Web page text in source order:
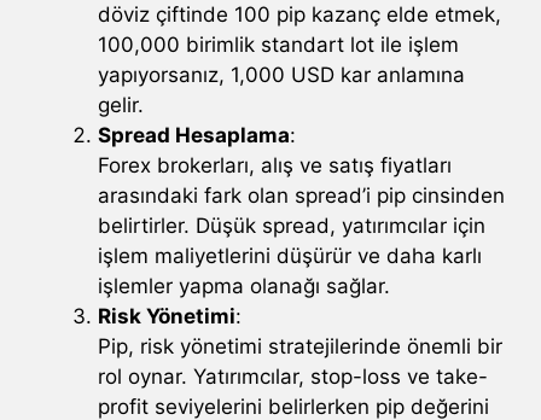
döviz çiftinde 100 pip kazanç elde etmek,
100,000 birimlik standart lot ile işlem
yapıyorsanız, 1,000 USD kar anlamına
gelir.
Spread Hesaplama:
Forex brokerları, alış ve satış fiyatları
arasındaki fark olan spread’i pip cinsinden
belirtirler. Düşük spread, yatırımcılar için
işlem maliyetlerini düşürür ve daha karlı
işlemler yapma olanağı sağlar.
Risk Yönetimi:
Pip, risk yönetimi stratejilerinde önemli bir
rol oynar. Yatırımcılar, stop-loss ve take-
profit seviyelerini belirlerken pip değerini